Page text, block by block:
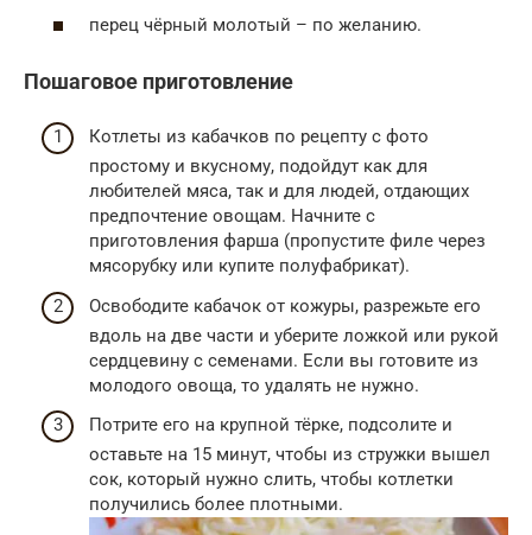
перец чёрный молотый – по желанию.
Пошаговое приготовление
Котлеты из кабачков по рецепту с фото
простому и вкусному, подойдут как для
любителей мяса, так и для людей, отдающих
предпочтение овощам. Начните с
приготовления фарша (пропустите филе через
мясорубку или купите полуфабрикат).
Освободите кабачок от кожуры, разрежьте его
вдоль на две части и уберите ложкой или рукой
сердцевину с семенами. Если вы готовите из
молодого овоща, то удалять не нужно.
Потрите его на крупной тёрке, подсолите и
оставьте на 15 минут, чтобы из стружки вышел
сок, который нужно слить, чтобы котлетки
получились более плотными.